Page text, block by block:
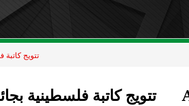
تتويج كاتبة
تتويج كاتبة فلسطينية